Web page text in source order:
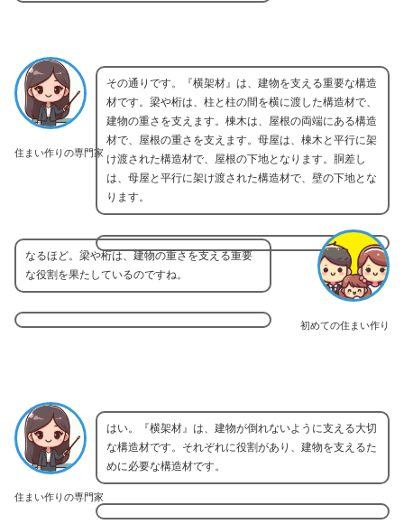
住まい作りの専門家
その通りです。『横架材』は、建物を支える重要な構造
材です。梁や桁は、柱と柱の間を横に渡した構造材で、
建物の重さを支えます。棟木は、屋根の両端にある構造
材で、屋根の重さを支えます。母屋は、棟木と平行に架
け渡された構造材で、屋根の下地となります。胴差し
は、母屋と平行に架け渡された構造材で、壁の下地とな
ります。
初めての住まい作り
なるほど。梁や桁は、建物の重さを支える重要
な役割を果たしているのですね。
住まい作りの専門家
はい。『横架材』は、建物が倒れないように支える大切
な構造材です。それぞれに役割があり、建物を支えるた
めに必要な構造材です。